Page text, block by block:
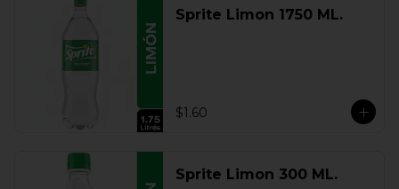
Sprite Limon 1750 ML.
$1.60
Sprite Limon 300 ML.